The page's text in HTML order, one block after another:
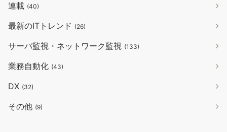
連載 (40)
最新のITトレンド (26)
サーバ監視・ネットワーク監視 (133)
業務自動化 (43)
DX (32)
その他 (9)